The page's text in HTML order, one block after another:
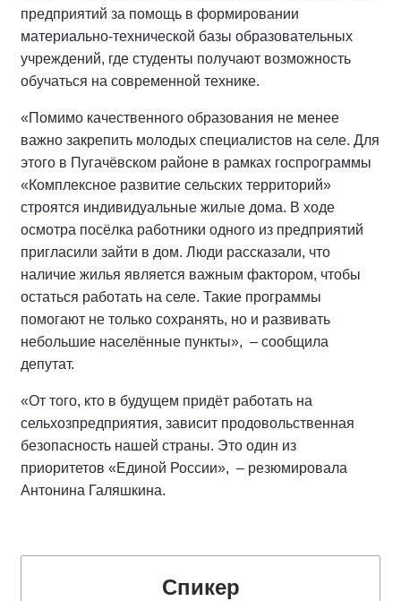
предприятий за помощь в формировании
материально-технической базы образовательных
учреждений, где студенты получают возможность
обучаться на современной технике.
«Помимо качественного образования не менее
важно закрепить молодых специалистов на селе. Для
этого в Пугачёвском районе в рамках госпрограммы
«Комплексное развитие сельских территорий»
строятся индивидуальные жилые дома. В ходе
осмотра посёлка работники одного из предприятий
пригласили зайти в дом. Люди рассказали, что
наличие жилья является важным фактором, чтобы
остаться работать на селе. Такие программы
помогают не только сохранять, но и развивать
небольшие населённые пункты», – сообщила
депутат.
«От того, кто в будущем придёт работать на
сельхозпредприятия, зависит продовольственная
безопасность нашей страны. Это один из
приоритетов «Единой России», – резюмировала
Антонина Галяшкина.
Спикер